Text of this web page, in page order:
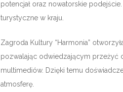
potencjał oraz nowatorskie
turystyczne w kraju.
Zagroda Kultury “Harmonia”
pozwalając odwiedzającym przeżyć
multimediów. Dzięki temu
atmosferę.